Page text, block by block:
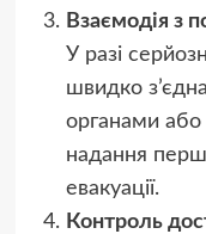
Взаємодія з
У разі
швидко
органами
надання
евакуації.
Контроль